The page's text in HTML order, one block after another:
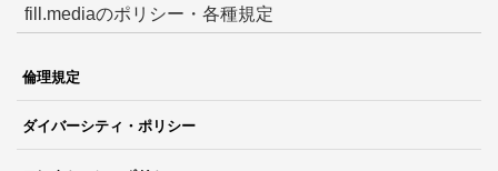
fill.mediaのポリシー・各種規定
倫理規定
ダイバーシティ・ポリシー